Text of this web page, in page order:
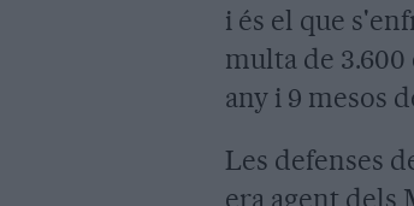
i és el que
multa de
any i 9 mesos
Les defenses
era agent dels